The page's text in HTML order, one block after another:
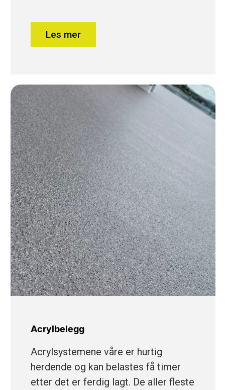
Les mer
Acrylbelegg
Acrylsystemene våre er hurtig
herdende og kan belastes få timer
etter det er ferdig lagt. De aller fleste